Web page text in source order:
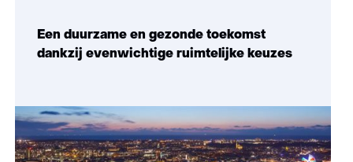
Een duurzame en gezonde toekomst
dankzij evenwichtige ruimtelijke keuzes